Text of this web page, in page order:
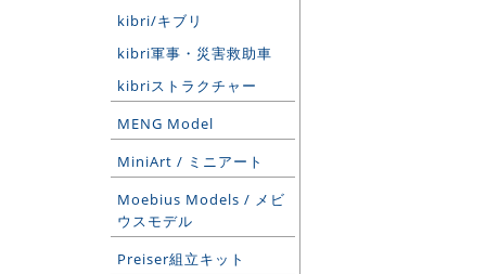
kibri/キブリ
kibri軍事・災害救助車
kibriストラクチャー
MENG Model
MiniArt / ミニアート
Moebius Models / メビ
ウスモデル
Preiser組立キット